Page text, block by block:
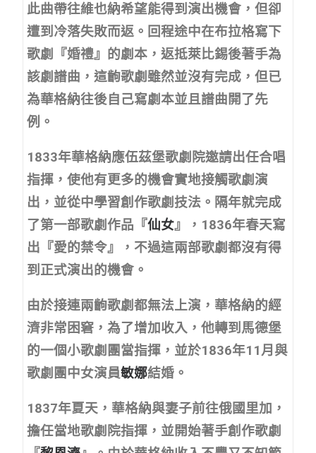
此曲帶往維也納希望能得到演出機會，但卻
遭到冷落失敗而返。回程途中在布拉格寫下
歌劇『婚禮』的劇本，返抵萊比錫後著手為
該劇譜曲，這齣歌劇雖然並沒有完成，但已
為華格納往後自己寫劇本並且譜曲開了先
例。
1833年華格納應伍茲堡歌劇院邀請出任合唱
指揮，使他有更多的機會實地接觸歌劇演
出，並從中學習創作歌劇技法。隔年就完成
了第一部歌劇作品『仙女』，1836年春天寫
出『愛的禁令』，不過這兩部歌劇都沒有得
到正式演出的機會。
由於接連兩齣歌劇都無法上演，華格納的經
濟非常困窘，為了增加收入，他轉到馬德堡
的一個小歌劇團當指揮，並於1836年11月與
歌劇團中女演員敏娜結婚。
1837年夏天，華格納與妻子前往俄國里加，
擔任當地歌劇院指揮，並開始著手創作歌劇